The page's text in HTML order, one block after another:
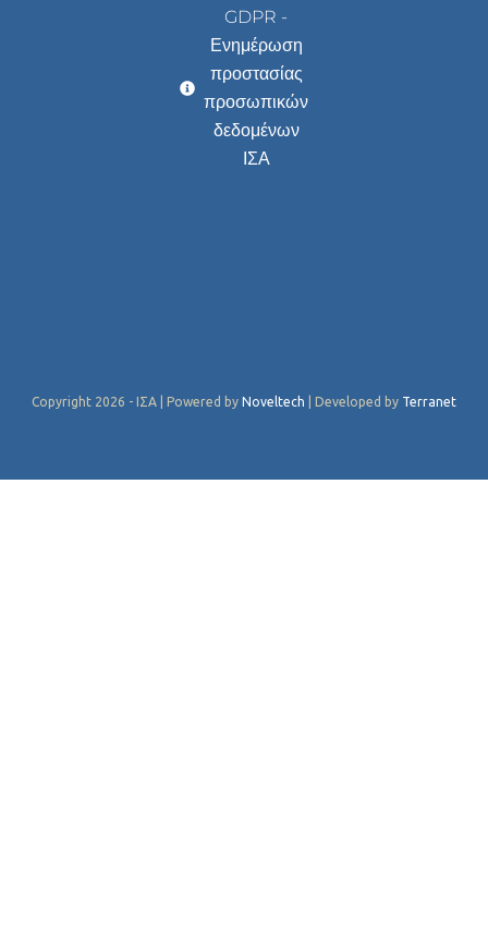
GDPR -
Ενημέρωση
προστασίας
προσωπικών
δεδομένων
ΙΣΑ
Copyright 2026 - ΙΣΑ | Powered by Noveltech | Developed by Terranet